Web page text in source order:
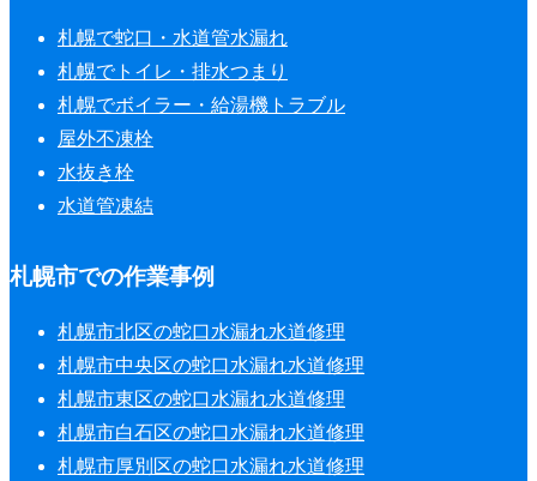
札幌で蛇口・水道管水漏れ
札幌でトイレ・排水つまり
札幌でボイラー・給湯機トラブル
屋外不凍栓
水抜き栓
水道管凍結
札幌市での作業事例
札幌市北区の蛇口水漏れ水道修理
札幌市中央区の蛇口水漏れ水道修理
札幌市東区の蛇口水漏れ水道修理
札幌市白石区の蛇口水漏れ水道修理
札幌市厚別区の蛇口水漏れ水道修理